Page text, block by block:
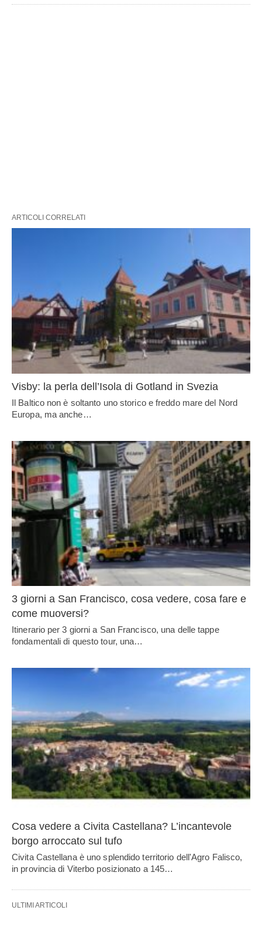
ARTICOLI CORRELATI
Visby: la perla dell’Isola di Gotland in Svezia
Il Baltico non è soltanto uno storico e freddo mare del Nord
Europa, ma anche…
3 giorni a San Francisco, cosa vedere, cosa fare e
come muoversi?
Itinerario per 3 giorni a San Francisco, una delle tappe
fondamentali di questo tour, una…
Cosa vedere a Civita Castellana? L’incantevole
borgo arroccato sul tufo
Civita Castellana è uno splendido territorio dell'Agro Falisco,
in provincia di Viterbo posizionato a 145…
ULTIMI ARTICOLI